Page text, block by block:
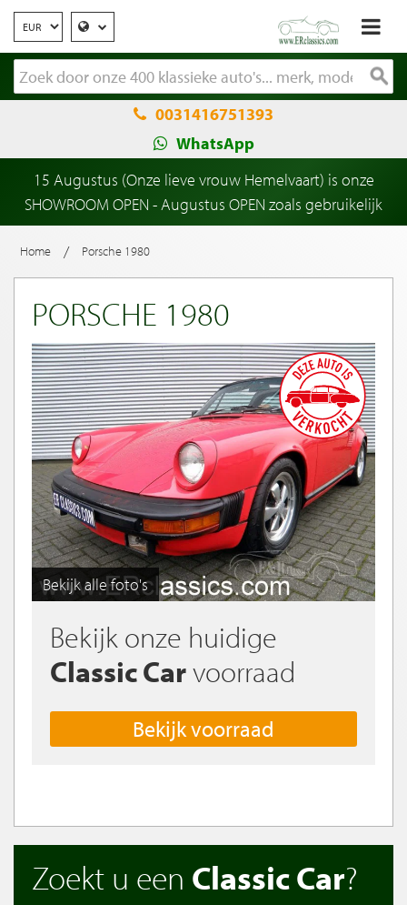
0031416751393
WhatsApp
15 Augustus (Onze lieve vrouw Hemelvaart) is onze
SHOWROOM OPEN - Augustus OPEN zoals gebruikelijk
Home / Porsche 1980
PORSCHE 1980
Bekijk alle foto's
Bekijk onze huidige
Classic Carvoorraad
Bekijk voorraad
Zoekt u een Classic Car?